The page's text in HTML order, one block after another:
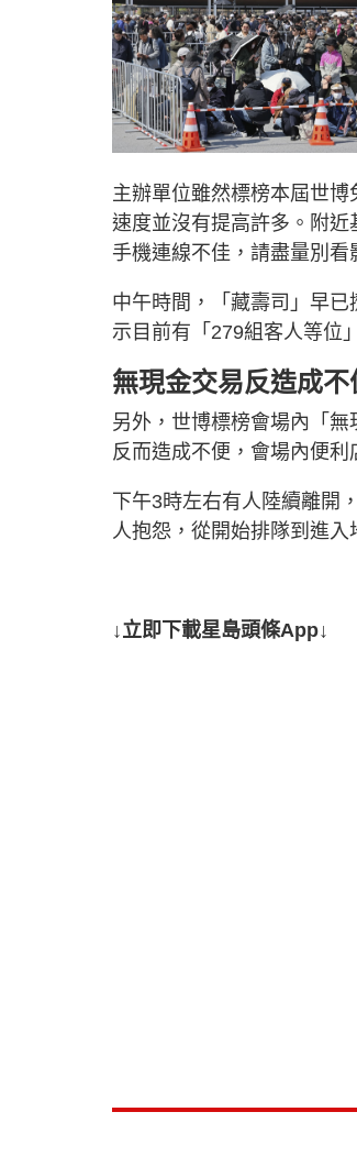
主辦單位雖然標榜本屆世
速度並沒有提高許多。附
手機連線不佳，請盡量別看
中午時間，「藏壽司」早
示目前有「279組客人等位
無現金交易反造成不
另外，世博標榜會場內「
反而造成不便，會場內便利
下午3時左右有人陸續離開
人抱怨，從開始排隊到進
↓立即下載星島頭條App↓